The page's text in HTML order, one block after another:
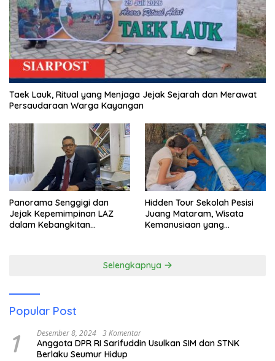
Taek Lauk, Ritual yang Menjaga Jejak Sejarah dan Merawat
Persaudaraan Warga Kayangan
Panorama Senggigi dan
Jejak Kepemimpinan LAZ
dalam Kebangkitan
Hidden Tour Sekolah Pesisi
Juang Mataram, Wisata
Kemanusiaan yang
Selengkapnya
Popular Post
1 Desember 8, 2024 3 Komentar
Anggota DPR RI Sarifuddin Usulkan SIM dan STNK
Berlaku Seumur Hidup